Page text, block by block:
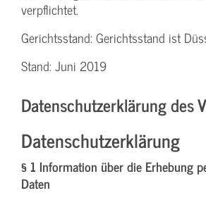
verpflichtet.
Gerichtsstand: Gerichtsstand ist
Stand: Juni 2019
Datenschutzerklärung des
Datenschutzerklärung
§ 1 Information über die Erhebung
Daten